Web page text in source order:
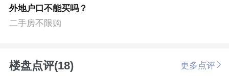
外地户口不能买吗？
二手房不限购
楼盘点评(18) 更多点评